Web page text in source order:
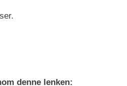
denne lenken: